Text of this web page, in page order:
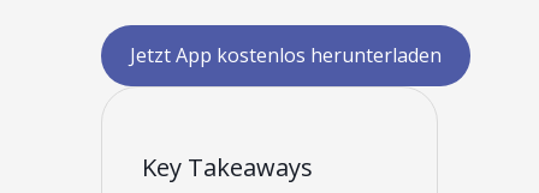
Jetzt App kostenlos herunterladen
Key Takeaways